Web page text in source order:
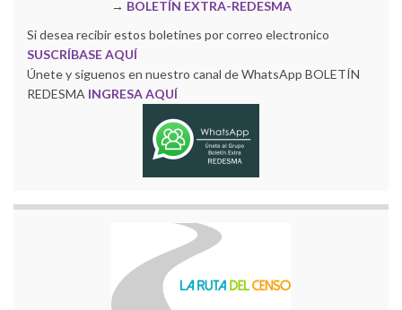
→ BOLETÍN EXTRA-REDESMA
Si desea recibir estos boletines por correo electronico
SUSCRÍBASE AQUÍ
Únete y siguenos en nuestro canal de WhatsApp BOLETÍN
REDESMA INGRESA AQUÍ